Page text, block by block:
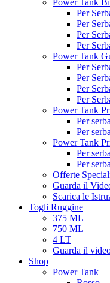
Power Tank
Per
Per
Per
Per
Power Tank
Per
Per
Per
Per
Power Tank
Per
Per
Power Tank
Per
Per
Offerte
Guarda il
Scarica le
Togli Ruggine
375 ML
750 ML
4 LT
Guarda il
Shop
Power Tank